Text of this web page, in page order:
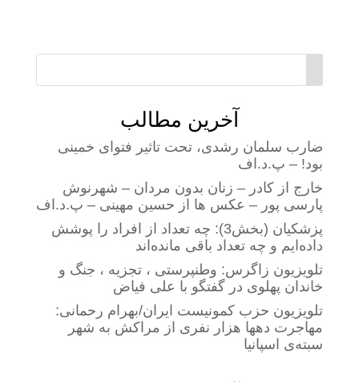
آخرین مطالب
ضارب سلمان رشدی، تحت تاثیر فتوای خمینی
بود! – پ.د.اف
خارج از کادر – زنان بدون مردان – شهرنوش
پارسی پور – عکس ها از حسین مهینی – پ.د.اف
پزشکیان (بخش3): چه تعداد از افراد را پوشش
داده‌ایم و چه تعداد باقی مانده‌اند
تلویزیون زاگرس: وطنپرستی ، تجزیه ، جنگ و
خاندان پهلوی در گفتگو با علی فیاض
تلویزیون حزب کمونیست ایران/بهرام رحمانی:
مهاجرت دهها هزار نفری از مراکش به شهر
سبته‌ی اسپانیا